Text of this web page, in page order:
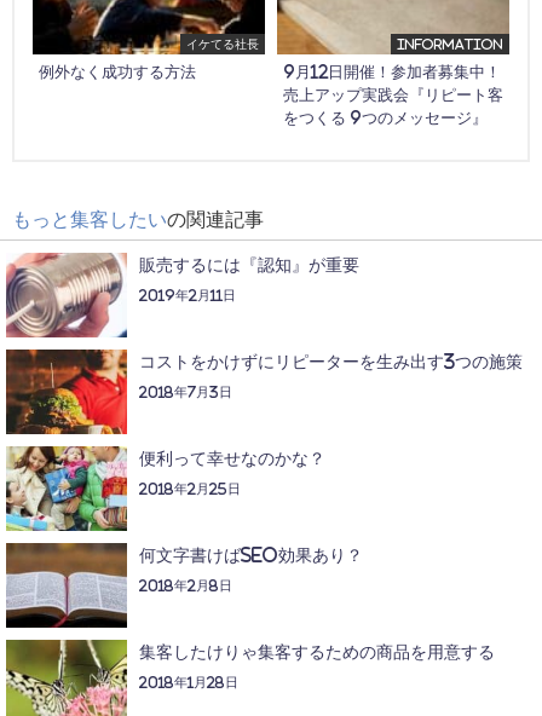
イケてる社長
例外なく成功する方法
INFORMATION
9月12日開催！参加者募集中！
売上アップ実践会『リピート客
をつくる 9つのメッセージ』
もっと集客したいの関連記事
販売するには『認知』が重要
2019年2月11日
コストをかけずにリピーターを生み出す3つの施策
2018年7月3日
便利って幸せなのかな？
2018年2月25日
何文字書けばSEO効果あり？
2018年2月8日
集客したけりゃ集客するための商品を用意する
2018年1月28日